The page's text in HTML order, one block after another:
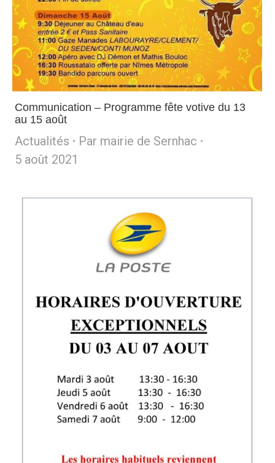
Communication – Programme fête votive du 13
au 15 août
Actualités Par mairie de Sernhac
5 août 2021